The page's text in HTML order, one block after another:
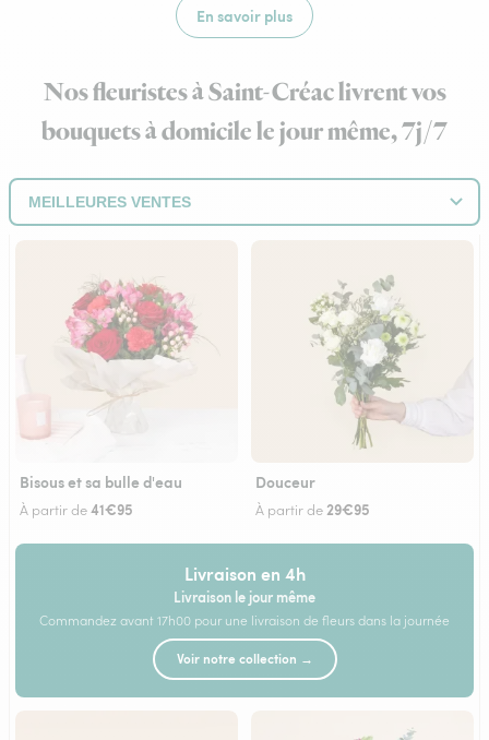
En savoir plus
Nos fleuristes à Saint-Créac livrent vos
bouquets à domicile le jour même, 7j/7
Bisous et sa bulle d'eau
À partir de41€95
Douceur
À partir de29€95
Livraison en 4h
Livraison le jour même
Commandez avant 17h00 pour une livraison de fleurs dans la journée
Voir notre collection →